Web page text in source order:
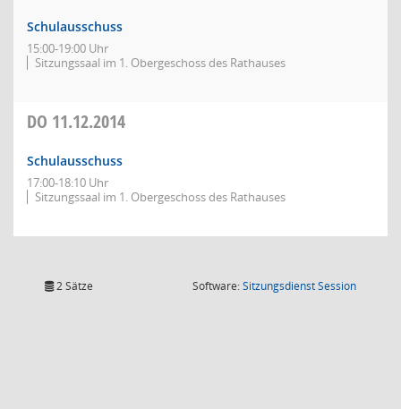
Schulausschuss
15:00-19:00 Uhr
Sitzungssaal im 1. Obergeschoss des Rathauses
DO 11.12.2014
Schulausschuss
17:00-18:10 Uhr
Sitzungssaal im 1. Obergeschoss des Rathauses
2 Sätze Software:SitzungsdienstSession(Wird in